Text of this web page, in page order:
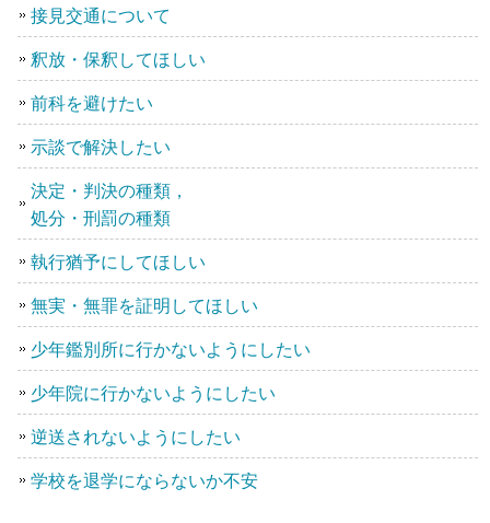
接見交通について
釈放・保釈してほしい
前科を避けたい
示談で解決したい
決定・判決の種類，
処分・刑罰の種類
執行猶予にしてほしい
無実・無罪を証明してほしい
少年鑑別所に行かないようにしたい
少年院に行かないようにしたい
逆送されないようにしたい
学校を退学にならないか不安